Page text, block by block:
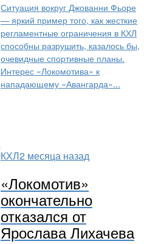
Ситуация вокруг Джованни Фьоре
— яркий пример того, как жесткие
регламентные ограничения в КХЛ
способны разрушить, казалось бы,
очевидные спортивные планы.
Интерес «Локомотива» к
нападающему «Авангарда»...
КХЛ2 месяца назад
«Локомотив»
окончательно
отказался от
Ярослава Лихачева